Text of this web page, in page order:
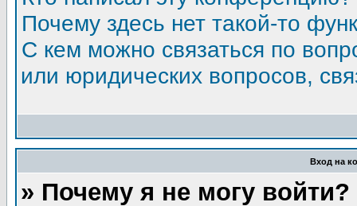
Почему здесь нет такой-то
С кем можно связаться по
или юридических вопросов,
Вход на
» Почему я не могу войти?